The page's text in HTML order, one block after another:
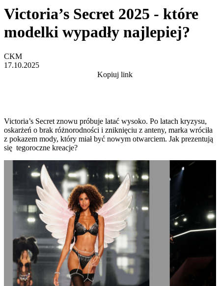
Victoria’s Secret 2025 - które
modelki wypadły najlepiej?
CKM
17.10.2025
Kopiuj link
Victoria’s Secret znowu próbuje latać wysoko. Po latach kryzysu,
oskarżeń o brak różnorodności i zniknięciu z anteny, marka wróciła
z pokazem mody, który miał być nowym otwarciem. Jak prezentują
się tegoroczne kreacje?